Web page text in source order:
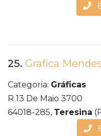
25. Grafica
Categoria: Gráficas
R 13 De Maio 3700
64018-285, Teresina